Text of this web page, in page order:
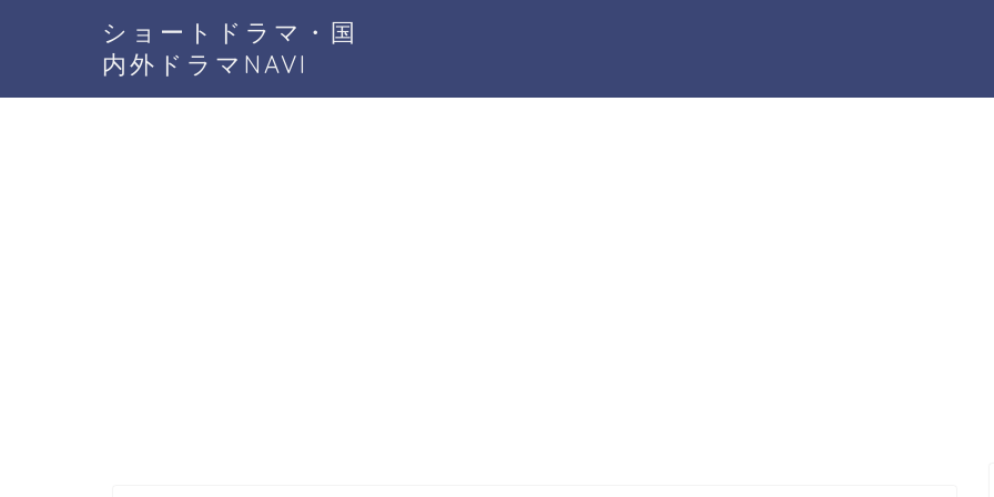
ショートドラマ・国
内外ドラマNAVI